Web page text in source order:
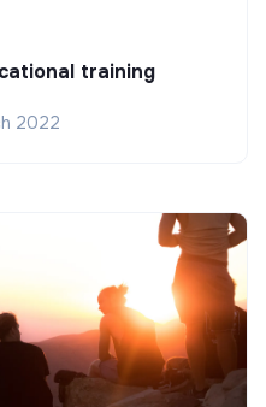
training
2022